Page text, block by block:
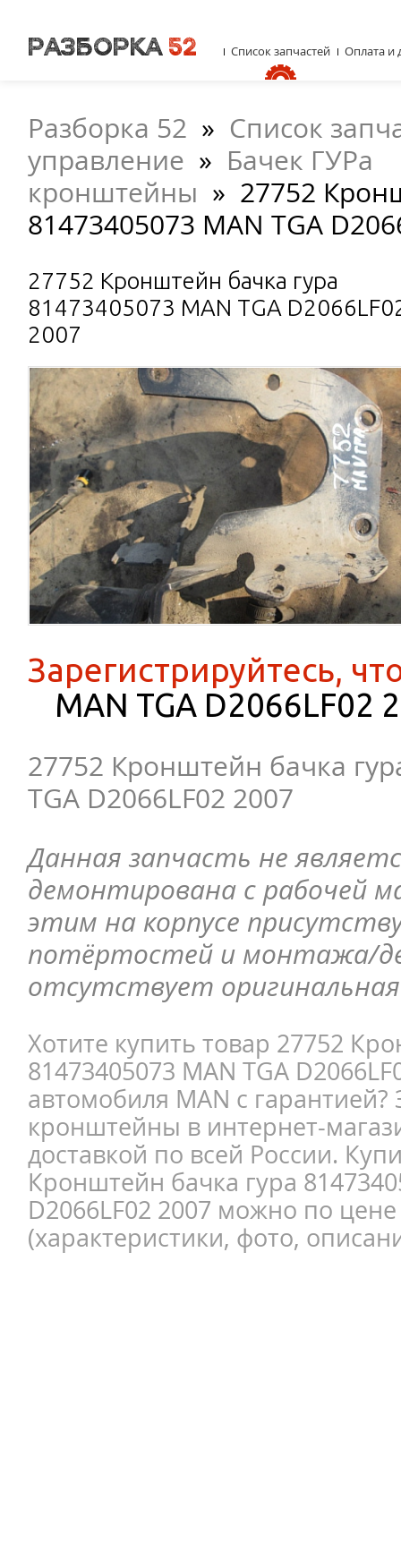
Разборка 52 » Список
управление » Бачек ГУРа
кронштейны » 27752
81473405073 MAN TGA
27752 Кронштейн бачка гура
81473405073 MAN TGA
2007
Зарегистрируйтесь,
MAN TGA D2066LF02
27752 Кронштейн бачка
TGA D2066LF02 2007
Данная запчасть не
демонтирована с рабочей
этим на корпусе
потёртостей и монтажа/
отсутствует оригинальная
Хотите купить товар 27752
81473405073 MAN TGA
автомобиля MAN с
кронштейны в интернет-
доставкой по всей России.
Кронштейн бачка гура
D2066LF02 2007 можно по
(характеристики, фото,
Список запчастей Оплата и